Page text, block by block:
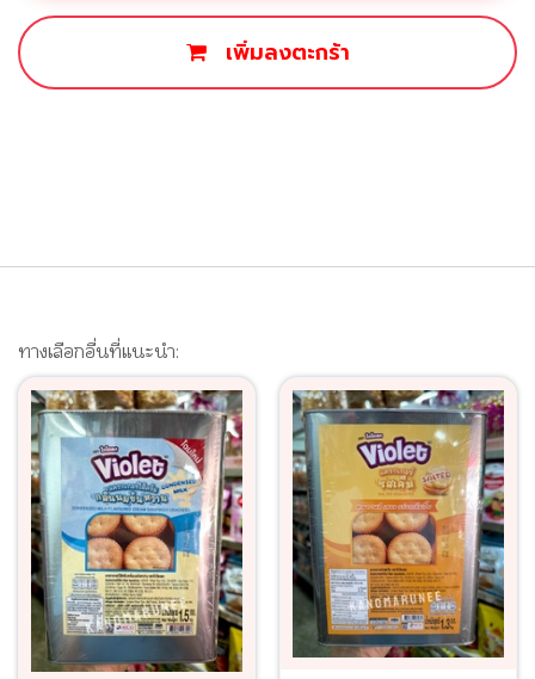
เพิ่มลงตะกร้า
ทางเลือกอื่นที่แนะนำ: